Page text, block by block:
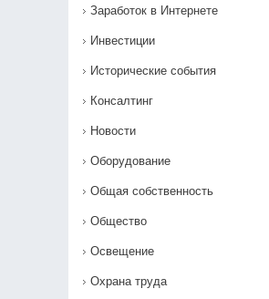
Заработок в Интернете
Инвестиции
Исторические события
Консалтинг
Новости
Оборудование
Общая собственность
Общество
Освещение
Охрана труда